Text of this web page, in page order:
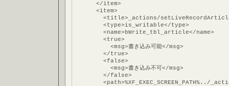
      </item>
      <item>
<title>_actions/
        <type>is_writable</type>
        <name>bWrite_tbl_article</name>
        <true>
          <msg>書き込み可能</msg>
        </true>
        <false>
          <msg>書き込み不可</msg>
        </false>
<path>%XF_EXEC_SCREEN_PATH%../